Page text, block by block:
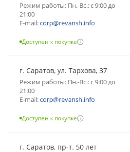
Режим работы: Пн.-Вс.: с 9:00 до
21:00
E-mail:corp@revansh.info
Доступен к покупке
г. Саратов, ул. Тархова, 37
Режим работы: Пн.-Вс.: с 9:00 до
21:00
E-mail:corp@revansh.info
Доступен к покупке
г. Саратов, пр-т. 50 лет